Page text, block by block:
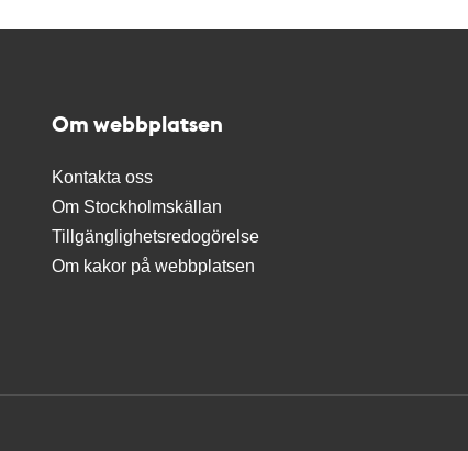
Om webbplatsen
Kontakta oss
Om Stockholmskällan
Tillgänglighetsredogörelse
Om kakor på webbplatsen